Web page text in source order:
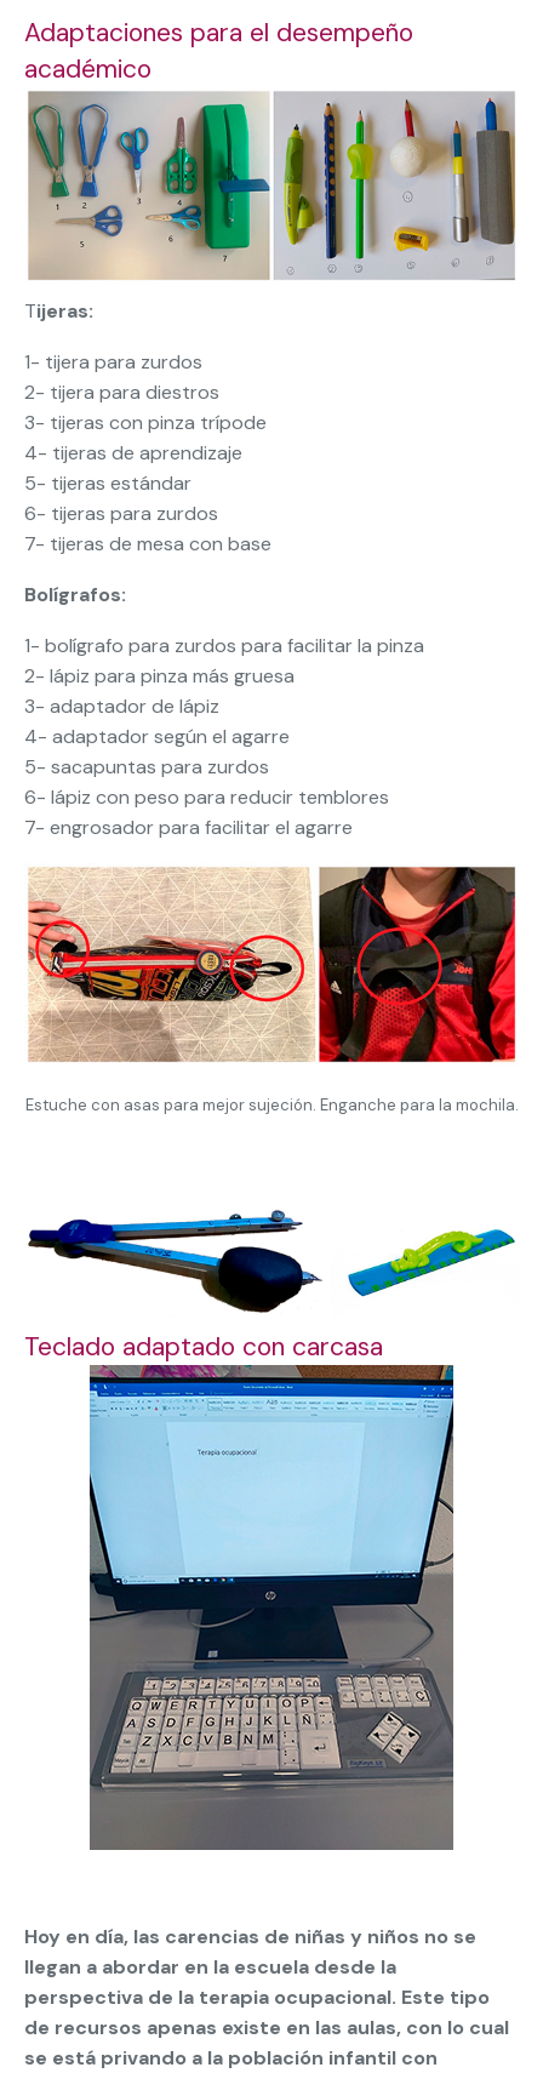
Adaptaciones para el desempeño
académico
Tijeras:
1- tijera para zurdos
2- tijera para diestros
3- tijeras con pinza trípode
4- tijeras de aprendizaje
5- tijeras estándar
6- tijeras para zurdos
7- tijeras de mesa con base
Bolígrafos:
1- bolígrafo para zurdos para facilitar la pinza
2- lápiz para pinza más gruesa
3- adaptador de lápiz
4- adaptador según el agarre
5- sacapuntas para zurdos
6- lápiz con peso para reducir temblores
7- engrosador para facilitar el agarre
Estuche con asas para mejor sujeción. Enganche para la mochila.
Teclado adaptado con carcasa
Hoy en día, las carencias de niñas y niños no se
llegan a abordar en la escuela desde la
perspectiva de la terapia ocupacional. Este tipo
de recursos apenas existe en las aulas, con lo cual
se está privando a la población infantil con